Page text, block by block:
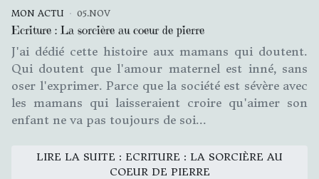
MON ACTU 05.NOV
Ecriture : La sorcière au coeur de pierre
J'ai dédié cette histoire aux mamans qui doutent.
Qui doutent que l'amour maternel est inné, sans
oser l'exprimer. Parce que la société est sévère avec
les mamans qui laisseraient croire qu'aimer son
enfant ne va pas toujours de soi...
LIRE LA SUITE : ECRITURE : LA SORCIÈRE AU
COEUR DE PIERRE